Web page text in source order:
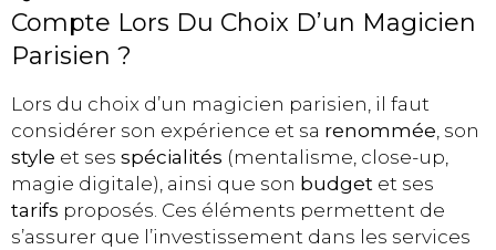
Compte Lors Du Choix D’un Magicien
Parisien ?
Lors du choix d’un magicien parisien, il faut
considérer son expérience et sa renommée, son
style et ses spécialités (mentalisme, close-up,
magie digitale), ainsi que son budget et ses
tarifs proposés. Ces éléments permettent de
s’assurer que l’investissement dans les services